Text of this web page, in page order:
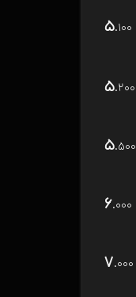
۵.۱۰۰
۵.۲۰۰
۵.۵۰۰
۶.۰۰۰
۷.۰۰۰